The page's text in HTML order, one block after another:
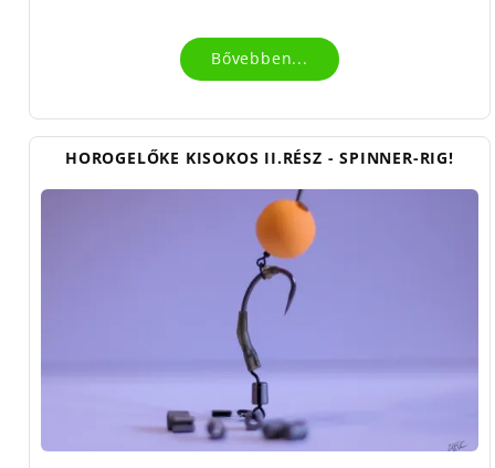
Bővebben...
HOROGELŐKE KISOKOS II.RÉSZ - SPINNER-RIG!